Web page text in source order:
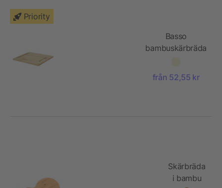
Priority
Basso
bambuskärbräda
från 52,55 kr
Skärbräda
i bambu